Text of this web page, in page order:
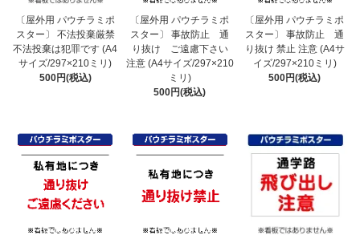
〔屋外用 パウチラミポ
スター〕 不法投棄厳禁
不法投棄は犯罪です (A4
サイズ/297×210ミリ)
500円(税込)
〔屋外用 パウチラミポ
スター〕 事故防止 通
り抜け ご遠慮下さい
注意 (A4サイズ/297×210
ミリ)
500円(税込)
〔屋外用 パウチラミポ
スター〕 事故防止 通
り抜け 禁止 注意 (A4サ
イズ/297×210ミリ)
500円(税込)